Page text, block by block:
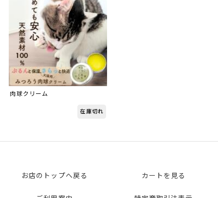
肉球クリーム
在庫切れ
お店のトップへ戻る カートを見る